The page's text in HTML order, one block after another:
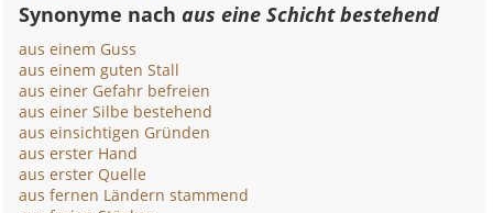
Synonyme nachaus eine Schicht bestehend
aus einem Guss
aus einem guten Stall
aus einer Gefahr befreien
aus einer Silbe bestehend
aus einsichtigen Gründen
aus erster Hand
aus erster Quelle
aus fernen Ländern stammend